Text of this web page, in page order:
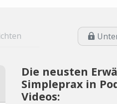
Die neusten
Simpleprax in
Videos: